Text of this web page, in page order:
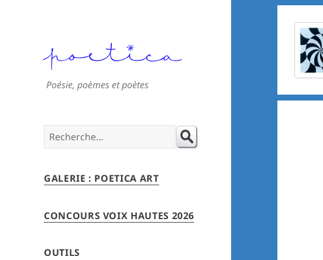
Poésie, poèmes et poètes
Search
for:
GALERIE : POETICA ART
CONCOURS VOIX HAUTES 2026
OUTILS